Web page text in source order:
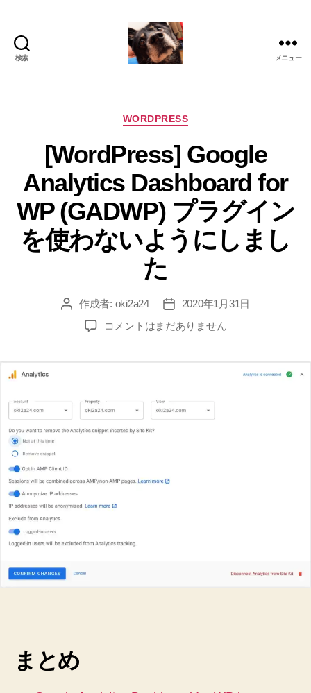
検索 メニュー
カ
ゴ
リ
ー
WORDPRESS
[WordPress] Google
Analytics Dashboard for
WP (GADWP) プラグイン
を使わないようにしまし
た
投 作成者: oki2a24
投
稿
日
2020年1月31日
[WordPress]
(GADWP)
プ
イ
を
わ
コメントはまだありません
まとめ